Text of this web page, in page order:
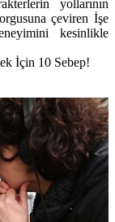
yollarının
çeviren İşe
kesinlikle
İçin 10 Sebep!